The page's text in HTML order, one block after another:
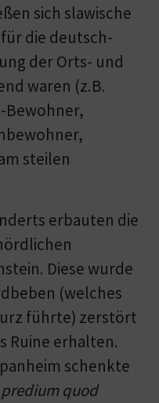
sich slawische
die deutsch-
der Orts- und
waren (z.B.
steilen
erbauten die
Diese wurde
(welches
führte) zerstört
Ruine erhalten.
schenkte
predium quod